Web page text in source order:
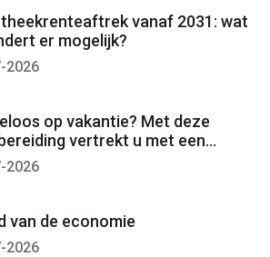
vanaf 2031: wat
er mogelijk?
2026
op vakantie? Met deze
vertrekt u met een
gevoel
2026
van de economie
2026